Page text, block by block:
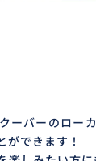
ーバーのロー
ができます！